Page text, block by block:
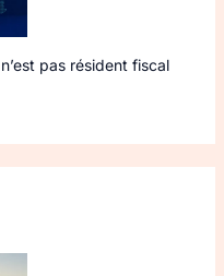
pas résident fiscal